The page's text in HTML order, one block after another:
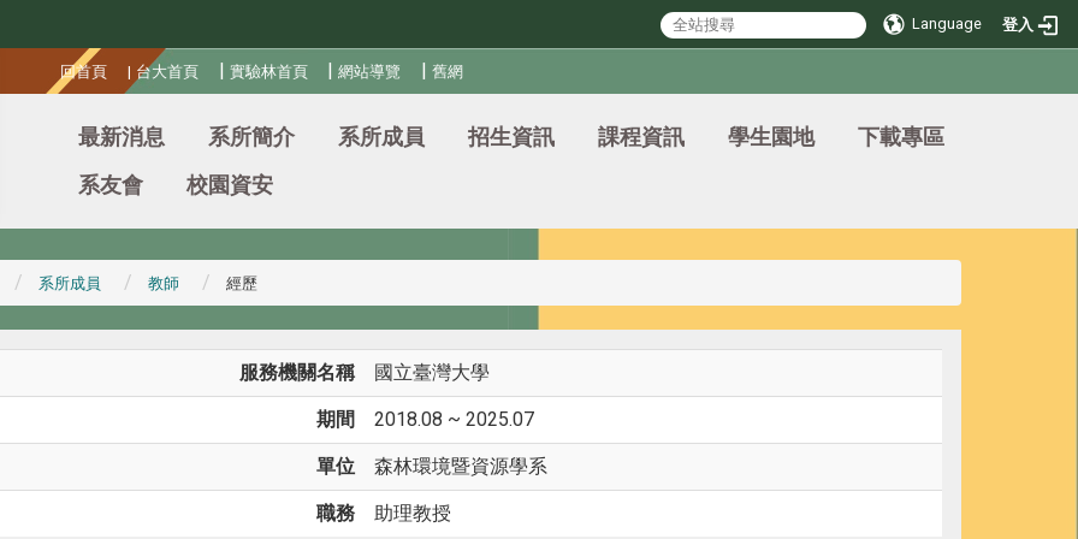
Language 登入
回首頁 | 台大首頁 | 實驗林首頁 |網站導覽 |舊網
最新消息 系所簡介 系所成員 招生資訊 課程資訊 學生園地
下載專區
系友會
校園資安
系所成員 教師 經歷
服務機關名稱 國立臺灣大學
期間 2018.08 ~ 2025.07
單位 森林環境暨資源學系
職務 助理教授